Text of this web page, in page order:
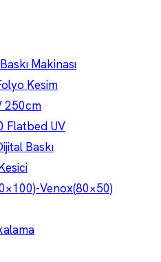
Makinası
Kesim
250cm
Flatbed UV
Baskı
Venox(80×50)